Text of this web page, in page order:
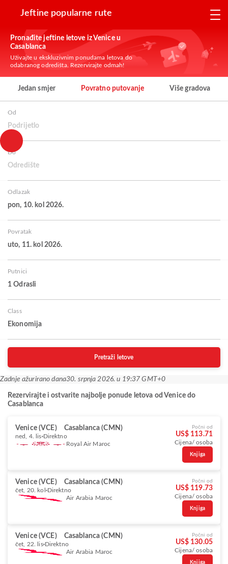
Jeftine popularne rute
Pronađite jeftine letove iz Venice u
Casablanca
Uživajte u ekskluzivnim ponudama letova do
odabranog odredišta. Rezervirajte odmah!
Jedan smjer Povratno putovanje Više gradova
Od
Podrijetlo
Do
Odredište
Odlazak
pon, 10. kol 2026.
Povratak
uto, 11. kol 2026.
Putnici
1 Odrasli
Class
Ekonomija
Pretraži letove
Zadnje ažurirano dana30. srpnja 2026. u 19:37 GMT+0
Rezervirajte i ostvarite najbolje ponude letova od Venice do
Casablanca
Venice (VCE) Casablanca (CMN)
ned, 4. lis Direktno
Royal Air Maroc
Počni od
US$ 113.71
Cijena/ osoba
Knjiga
Venice (VCE) Casablanca (CMN)
čet, 20. kol Direktno
Air Arabia Maroc
Počni od
US$ 119.73
Cijena/ osoba
Knjiga
Venice (VCE) Casablanca (CMN)
čet, 22. lis Direktno
Air Arabia Maroc
Počni od
US$ 130.05
Cijena/ osoba
Knjiga